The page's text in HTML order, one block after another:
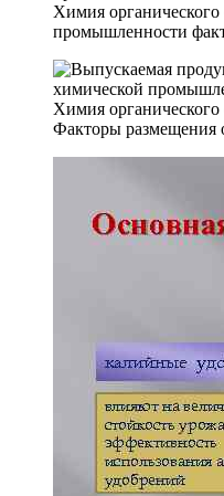
Химия
промышленности
Химия
Факторы размещения